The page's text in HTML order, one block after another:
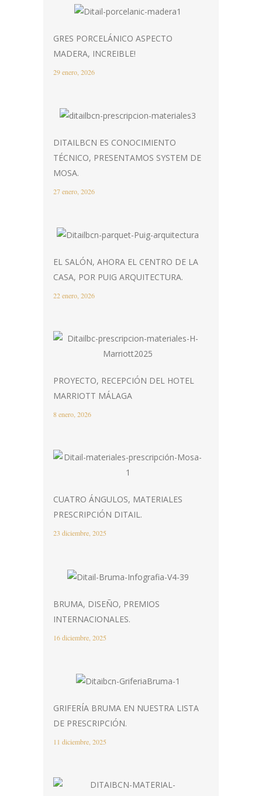
GRES PORCELÁNICO ASPECTO
MADERA, INCREIBLE!
29 enero, 2026
DITAILBCN ES CONOCIMIENTO
TÉCNICO, PRESENTAMOS SYSTEM DE
MOSA.
27 enero, 2026
EL SALÓN, AHORA EL CENTRO DE LA
CASA, POR PUIG ARQUITECTURA.
22 enero, 2026
PROYECTO, RECEPCIÓN DEL HOTEL
MARRIOTT MÁLAGA
8 enero, 2026
CUATRO ÁNGULOS, MATERIALES
PRESCRIPCIÓN DITAIL.
23 diciembre, 2025
BRUMA, DISEÑO, PREMIOS
INTERNACIONALES.
16 diciembre, 2025
GRIFERÍA BRUMA EN NUESTRA LISTA
DE PRESCRIPCIÓN.
11 diciembre, 2025